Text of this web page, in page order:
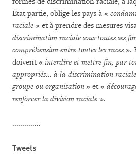
État partie, oblige les pays à «
raciale » et à prendre des mesures
discrimination raciale sous toutes ses
compréhension entre toutes les races».
doivent « interdire et mettre fin, par
appropriés... à la discrimination
groupe ou organisation » et «
renforcer la division raciale ».
..............
Tweets